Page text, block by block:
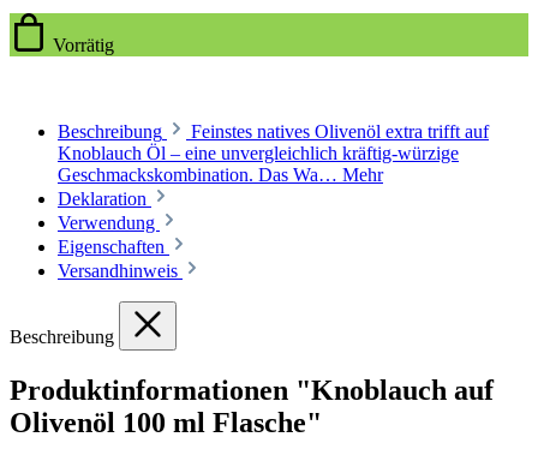
Vorrätig
Beschreibung
Feinstes natives Olivenöl extra trifft auf
Knoblauch Öl – eine unvergleichlich kräftig-würzige
Geschmackskombination. Das Wa… Mehr
Deklaration
Verwendung
Eigenschaften
Versandhinweis
Beschreibung
Produktinformationen "Knoblauch auf
Olivenöl 100 ml Flasche"